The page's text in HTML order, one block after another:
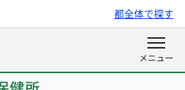
都全体で探す